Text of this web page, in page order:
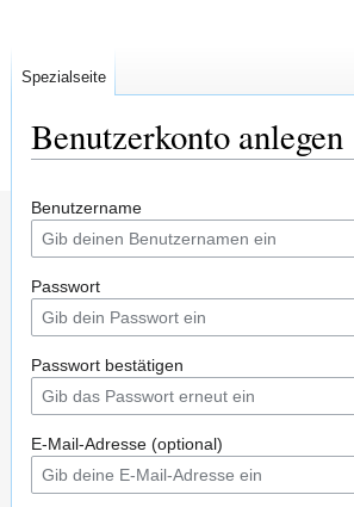
Benutzerkonto anlegen
Navigation
springen
Suche
springen
Benutzername
Passwort
Passwort bestätigen
E-Mail-Adresse (optional)
Spezialseite